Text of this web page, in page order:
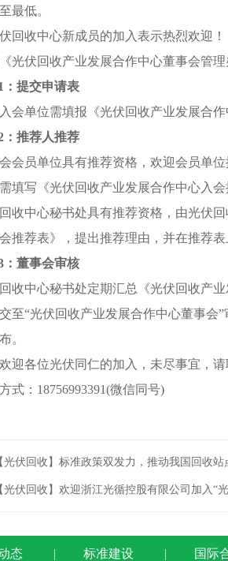
最低。
收中心新成员的加入表示热烈欢迎！
伏回收产业发展合作中心董事会管理
：提交申请表
单位需填报《光伏回收产业发展合作
：推荐人推荐
员单位具有推荐资格，欢迎会员单位
填写《光伏回收产业发展合作中心入
中心秘书处具有推荐资格，由光伏回
推荐表》，提出推荐理由，并在推荐表
：董事会审核
中心秘书处定期汇总《光伏回收产业
至“光伏回收产业发展合作中心董事会
。
各位光伏同仁的加入，未尽事宜，请
：18756993391(微信同号)
光伏回收】标准政策双发力，推动我国回收站
光伏回收】欢迎浙江光循控股有限公司加入“
态 | 标准建设 | 国际